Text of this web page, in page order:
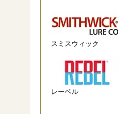
スミスウィック
レーベル